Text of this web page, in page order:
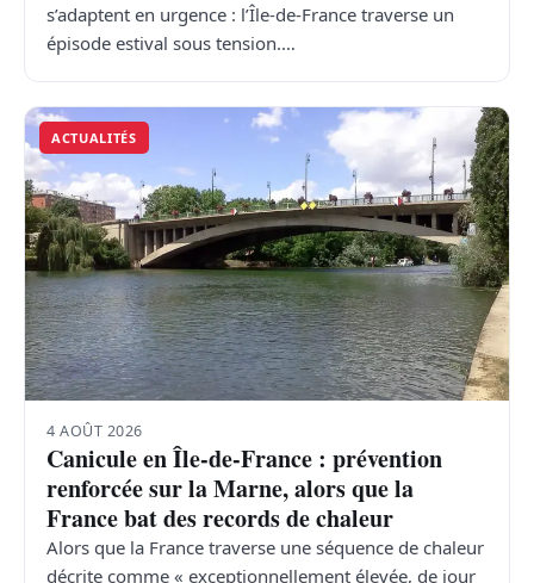
s’adaptent en urgence : l’Île-de-France traverse un
épisode estival sous tension.…
ACTUALITÉS
4 AOÛT 2026
Canicule en Île-de-France : prévention
renforcée sur la Marne, alors que la
France bat des records de chaleur
Alors que la France traverse une séquence de chaleur
décrite comme « exceptionnellement élevée, de jour